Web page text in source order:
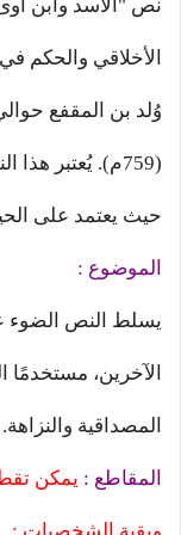
الأخلاقي والحكم
(759م). يُعتبر
حيث يعتمد على
الموضوع :
يسلط النص الضوء
الآخرين،
المصداقية والنزاهة.
المقاطع : يمكن